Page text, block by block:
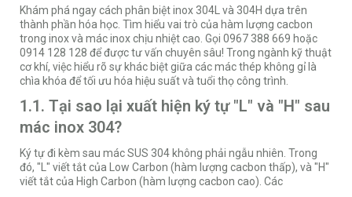
Khám phá ngay cách phân biệt inox 304L và 304H dựa trên
thành phần hóa học. Tìm hiểu vai trò của hàm lượng cacbon
trong inox và mác inox chịu nhiệt cao. Gọi 0967 388 669 hoặc
0914 128 128 để được tư vấn chuyên sâu! Trong ngành kỹ thuật
cơ khí, việc hiểu rõ sự khác biệt giữa các mác thép không gỉ là
chìa khóa để tối ưu hóa hiệu suất và tuổi thọ công trình.
1.1. Tại sao lại xuất hiện ký tự "L" và "H" sau
mác inox 304?
Ký tự đi kèm sau mác SUS 304 không phải ngẫu nhiên. Trong
đó, "L" viết tắt của Low Carbon (hàm lượng cacbon thấp), và "H"
viết tắt của High Carbon (hàm lượng cacbon cao). Các